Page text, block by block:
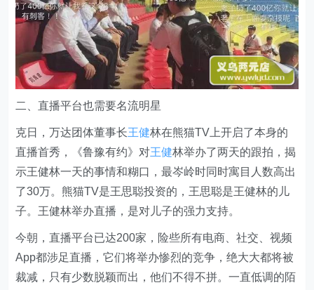
二、直播平台也需要名流明星
克日，万达团体董事长王健林在熊猫TV上开启了本身的
直播首秀，《鲁豫有约》对王健林举办了两天的跟拍，揭
示王健林一天的事情和糊口，最岑岭时同时寓目人数高出
了30万。熊猫TV是王思聪投资的，王思聪是王健林的儿
子。王健林举办直播，是对儿子的强力支持。
今朝，直播平台已达200家，险些所有电商、社交、视频
App都涉足直播，它们将举办惨烈的竞争，绝大大都将被
裁减，只有少数脱颖而出，他们不得不拼。一直低调的陌